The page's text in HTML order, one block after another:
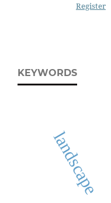
Register
KEYWORDS
landscape